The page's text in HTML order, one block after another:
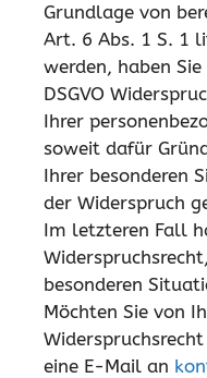
Grundlage von
Art. 6 Abs. 1 S. 1
werden, haben
DSGVO
Ihrer
soweit dafür
Ihrer besonderen
der Widerspruch
Im letzteren Fall
besonderen
Möchten Sie von
eine E-Mail an